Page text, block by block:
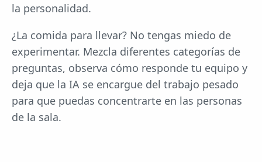
la personalidad.
¿La comida para llevar? No tengas miedo de
experimentar. Mezcla diferentes categorías de
preguntas, observa cómo responde tu equipo y
deja que la IA se encargue del trabajo pesado
para que puedas concentrarte en las personas
de la sala.